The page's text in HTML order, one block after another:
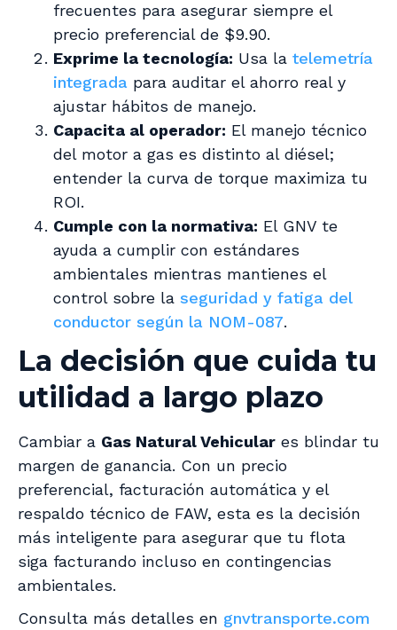
frecuentes para asegurar siempre el
precio preferencial de $9.90.
Exprime la tecnología: Usa la telemetría
integrada para auditar el ahorro real y
ajustar hábitos de manejo.
Capacita al operador: El manejo técnico
del motor a gas es distinto al diésel;
entender la curva de torque maximiza tu
ROI.
Cumple con la normativa: El GNV te
ayuda a cumplir con estándares
ambientales mientras mantienes el
control sobre la seguridad y fatiga del
conductor según la NOM-087.
La decisión que cuida tu
utilidad a largo plazo
Cambiar a Gas Natural Vehicular es blindar tu
margen de ganancia. Con un precio
preferencial, facturación automática y el
respaldo técnico de FAW, esta es la decisión
más inteligente para asegurar que tu flota
siga facturando incluso en contingencias
ambientales.
Consulta más detalles en gnvtransporte.com